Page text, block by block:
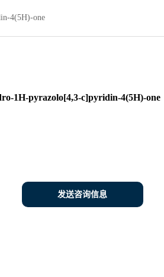
4(5H)-one
1H-pyrazolo[4,3-c]pyridin-4(5H)-one
发送咨询信息